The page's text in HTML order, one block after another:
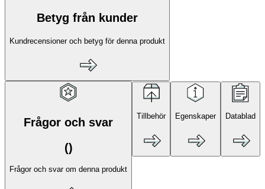
Betyg från kunder
Kundrecensioner och betyg för denna produkt
Frågor och svar
()
Frågor och svar om denna produkt
Tillbehör Egenskaper Datablad